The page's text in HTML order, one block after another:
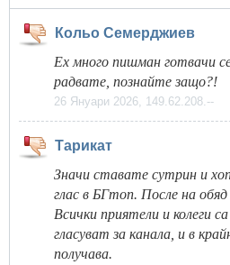
Кольо Семерджиев
Ех много пишман готвачи
радвате, познайте защо?!
26 Януари 2026, 149.62.208.--
Тарикат
Значи ставате сутрин и
глас в БГтоп. После на обяд
Всички приятели и колеги
гласуват за канала, и в
получава.